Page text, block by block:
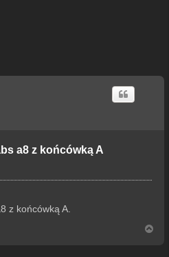
a8 z końcówką A
z końcówką A.